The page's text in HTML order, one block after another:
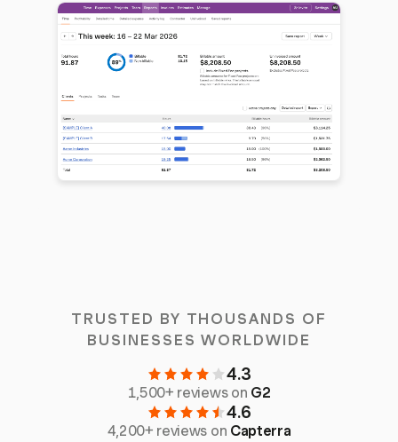
TRUSTED BY THOUSANDS OF
BUSINESSES WORLDWIDE
4.3
1,500+ reviews on G2
4.6
4,200+ reviews on Capterra